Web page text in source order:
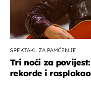
SPEKTAKL ZA PAMĆENJE
Tri noći za
rekorde i